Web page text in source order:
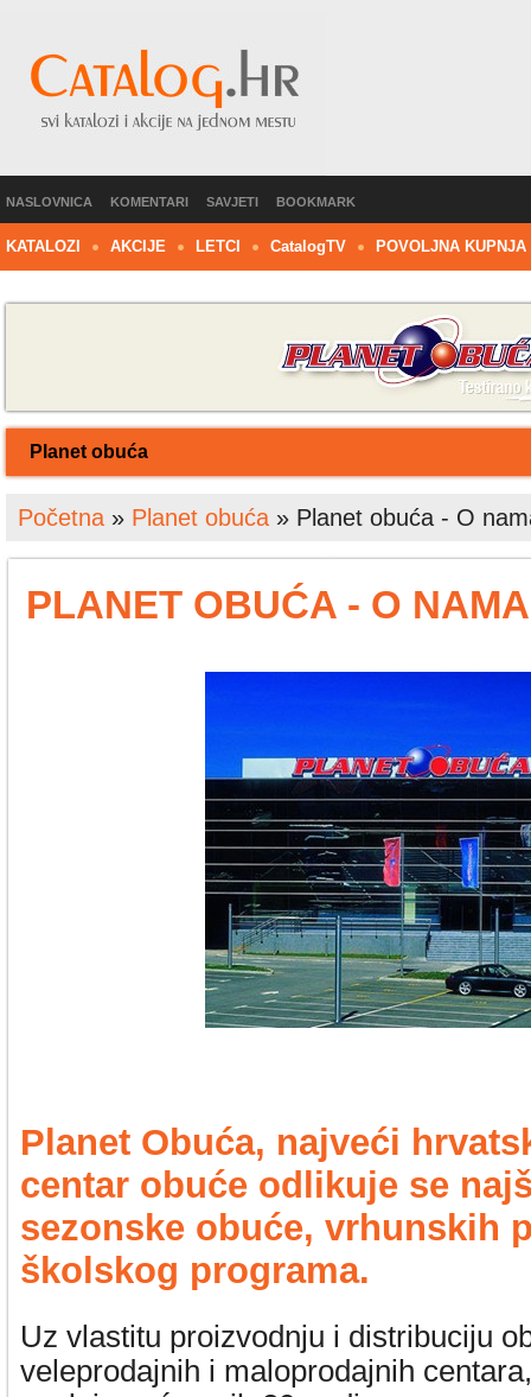
NASLOVNICA KOMENTARI SAVJETI BOOKMARK
KATALOZI AKCIJE LETCI CatalogTV POVOLJNA KUPNJA
Planet obuća
Početna » Planet obuća » Planet obuća - O
PLANET OBUĆA - O NAMA
Planet Obuća, najveći
centar obuće odlikuje se
sezonske obuće, vrhunskih
školskog programa.
Uz vlastitu proizvodnju i distribuciju
veleprodajnih i maloprodajnih